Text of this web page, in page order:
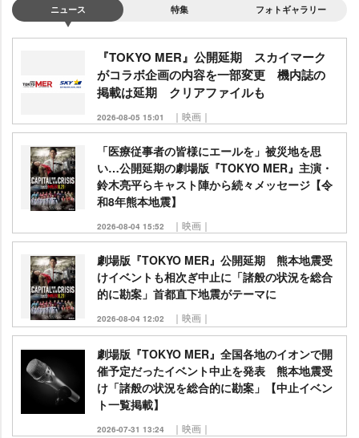
ニュース 特集 フォトギャラリー
『TOKYO MER』公開延期 スカイマーク
がコラボ企画の内容を一部変更 機内誌の
掲載は延期 クリアファイルも
2026-08-05 15:01 ｜映画｜
「医療従事者の皆様にエールを」被災地を思
い…公開延期の劇場版『TOKYO MER』主演・
鈴木亮平らキャスト陣から続々メッセージ【令
和8年熊本地震】
2026-08-04 15:52 ｜映画｜
劇場版『TOKYO MER』公開延期 熊本地震受
けイベントも相次ぎ中止に「諸般の状況を総合
的に勘案」首都直下地震がテーマに
2026-08-04 12:02 ｜映画｜
劇場版『TOKYO MER』全国各地のイオンで開
催予定だったイベント中止を発表 熊本地震受
け「諸般の状況を総合的に勘案」【中止イベン
ト一覧掲載】
2026-07-31 13:24 ｜映画｜